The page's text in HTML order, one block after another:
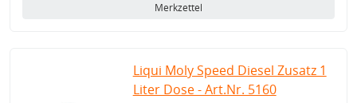
Merkzettel
Liqui Moly Speed Diesel Zusatz 1
Liter Dose - Art.Nr. 5160